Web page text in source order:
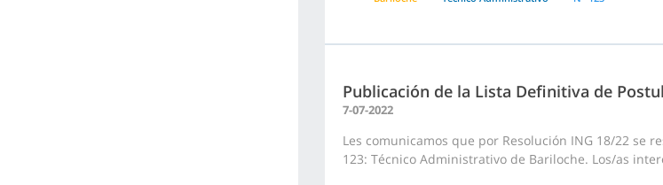
Publicación de la Lista Definitiva de
7-07-2022
Les comunicamos que por Resolución ING 18/22 se
123: Técnico Administrativo de Bariloche. Los/as